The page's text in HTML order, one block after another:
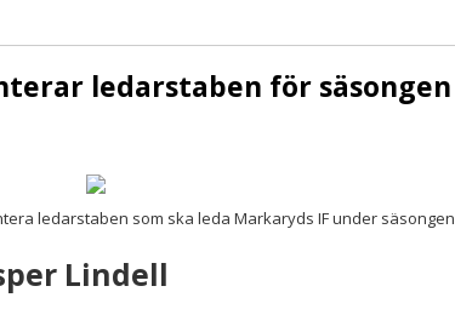
ledarstaben för säsongen
ledarstaben som ska leda Markaryds IF under säsongen
Lindell